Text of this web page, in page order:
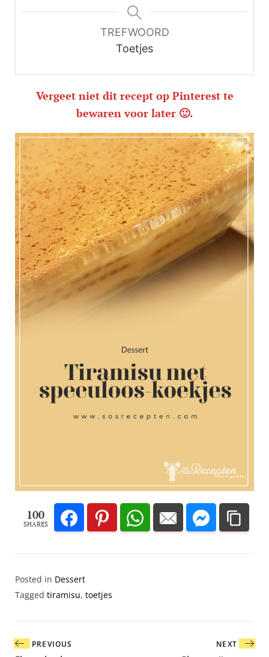
TREFWOORD
Toetjes
Vergeet niet dit recept op Pinterest te
bewaren voor later 🙂.
100
SHARES
Posted in Dessert
Tagged tiramisu, toetjes
Bericht
PREVIOUS NEXT